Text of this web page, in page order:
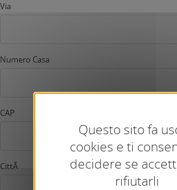
Via
Numero Casa
CAP
CittÃ
Questo sito fa
cookies e ti
decidere se
rifiutarli